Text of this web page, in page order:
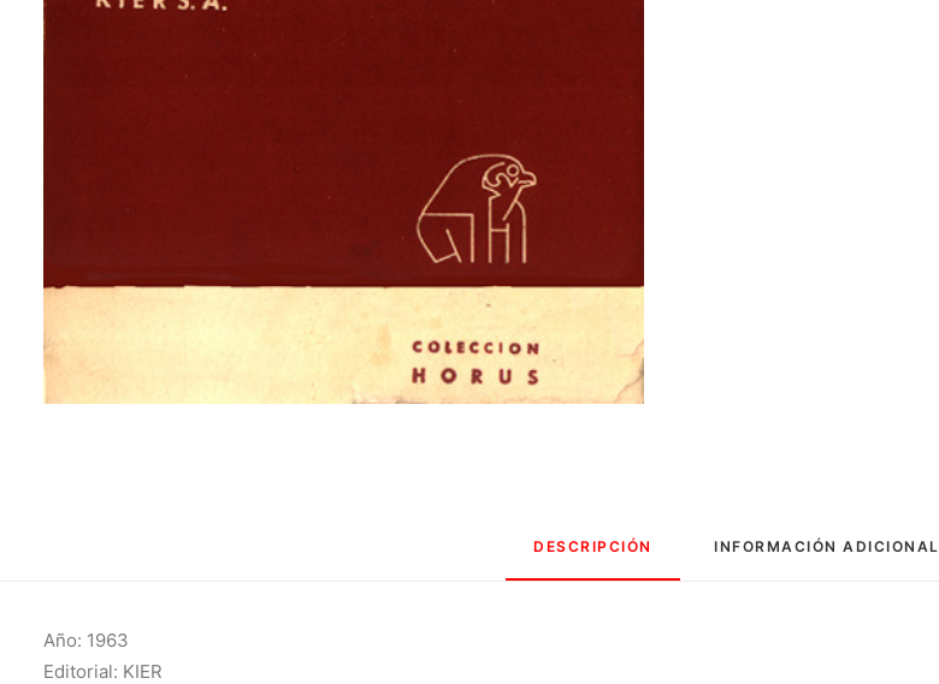
DESCRIPCIÓN INFORMACIÓN ADICIONAL
Año: 1963
Editorial: KIER